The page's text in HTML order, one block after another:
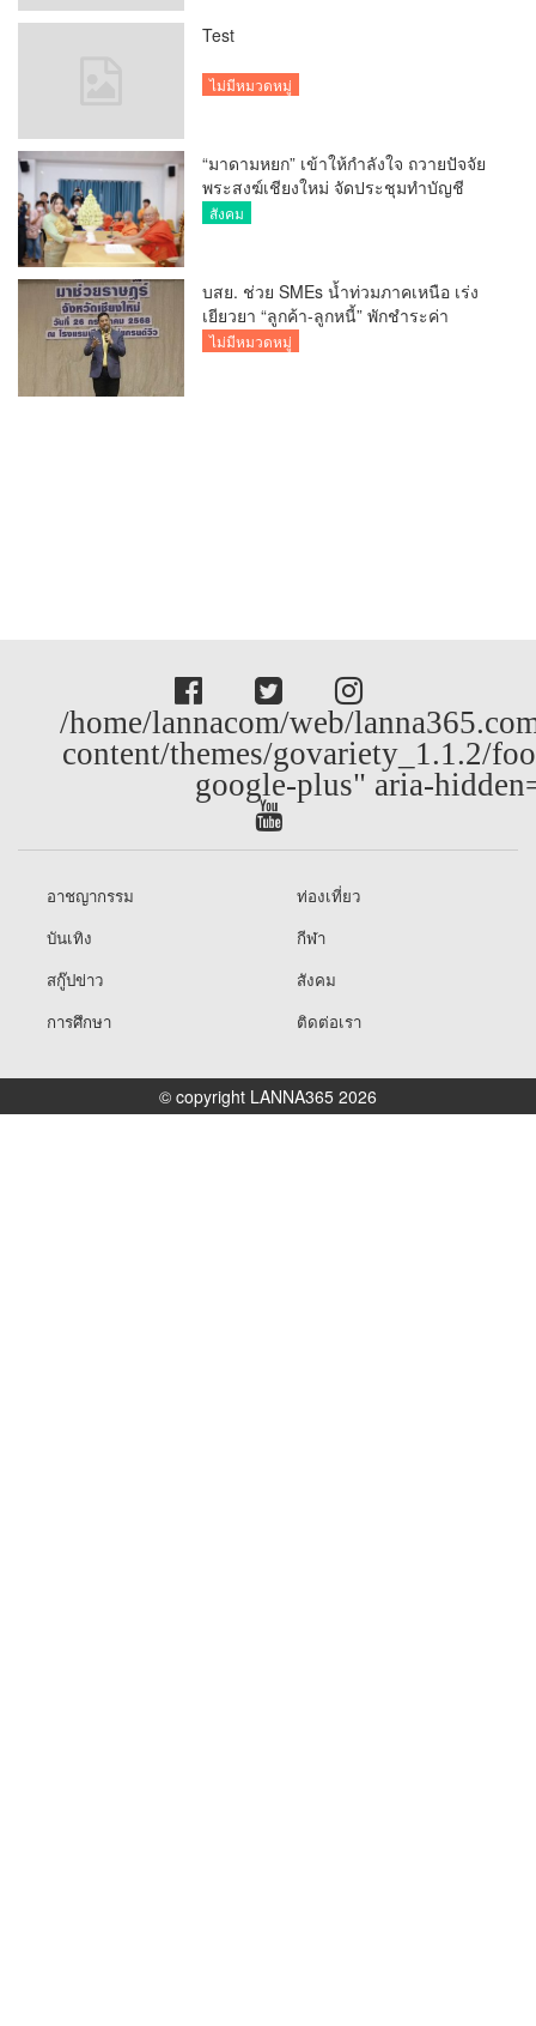
Test
ไม่มีหมวดหมู่
“มาดามหยก” เข้าให้กำลังใจ ถวายปัจจัย
พระสงฆ์เชียงใหม่ จัดประชุมทำบัญชี
รายรับรายจ่ายของวัด กว่า 300 รูป ที่วัด
สังคม
บสย. ช่วย SMEs น้ำท่วมภาคเหนือ เร่ง
เยียวยา “ลูกค้า-ลูกหนี้” พักชำระค่า
ธรรมเนียม-ค่างวด
ไม่มีหมวดหมู่
/home/lannacom/web/
content/themes/govariety_1.1.2/
google-plus" aria-
อาชญากรรม
ท่องเที่ยว
บันเทิง
กีฬา
สกู๊ปข่าว
สังคม
การศึกษา
ติดต่อเรา
© copyright LANNA365 2026